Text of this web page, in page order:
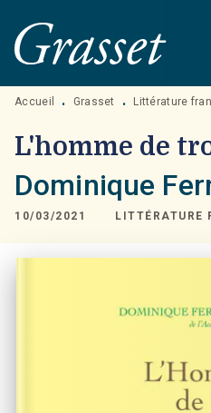
MENU RECHERCHE
PIED DE PAGE
Accueil • Grasset • Littérature
L'homme de
Dominique
10/03/2021 LITTÉRATURE